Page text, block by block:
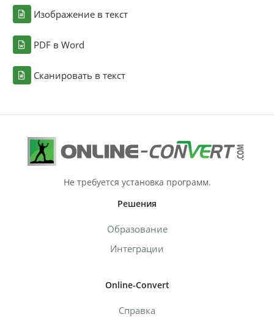
Изображение в текст
PDF в Word
Сканировать в текст
Не требуется установка программ.
Решения
Образование
Интеграции
Online-Convert
Справка